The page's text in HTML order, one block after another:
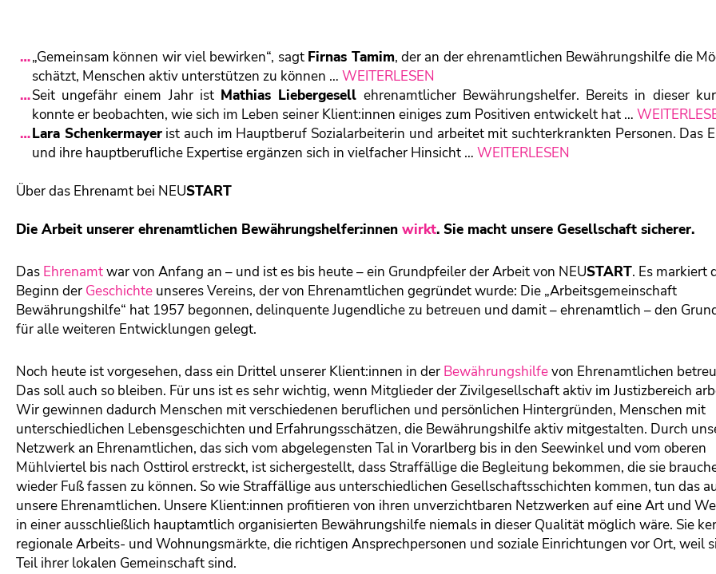
„Gemeinsam können wir viel bewirken“, sagt Firnas Tamim, der an der ehrenamtlichen Bewährungshilfe die
schätzt, Menschen aktiv unterstützen zu können … WEITERLESEN
Seit ungefähr einem Jahr ist Mathias Liebergesell ehrenamtlicher Bewährungshelfer. Bereits in dieser
konnte er beobachten, wie sich im Leben seiner Klient:innen einiges zum Positiven entwickelt hat …
Lara Schenkermayerist auch im Hauptberuf Sozialarbeiterin und arbeitet mit suchterkrankten Personen. Das
und ihre hauptberufliche Expertise ergänzen sich in vielfacher Hinsicht … WEITERLESEN
Über das Ehrenamt bei NEUSTART
Die Arbeit unserer ehrenamtlichen Bewährungshelfer:innen wirkt. Sie macht unsere Gesellschaft sicherer.
Das Ehrenamtwar von Anfang an – und ist es bis heute – ein Grundpfeiler der Arbeit von NEUSTART. Es markiert
Beginn der Geschichte unseres Vereins, der von Ehrenamtlichen gegründet wurde: Die „Arbeitsgemeinschaft
Bewährungshilfe“ hat 1957 begonnen, delinquente Jugendliche zu betreuen und damit – ehrenamtlich – den
für alle weiteren Entwicklungen gelegt.
Noch heute ist vorgesehen, dass ein Drittel unserer Klient:innen in der Bewährungshilfevon Ehrenamtlichen
Das soll auch so bleiben. Für uns ist es sehr wichtig, wenn Mitglieder der Zivilgesellschaft aktiv im Justizbereich
Wir gewinnen dadurch Menschen mit verschiedenen beruflichen und persönlichen Hintergründen, Menschen mit
unterschiedlichen Lebensgeschichten und Erfahrungsschätzen, die Bewährungshilfe aktiv mitgestalten. Durch
Netzwerk an Ehrenamtlichen, das sich vom abgelegensten Tal in Vorarlberg bis in den Seewinkel und vom oberen
Mühlviertel bis nach Osttirol erstreckt, ist sichergestellt, dass Straffällige die Begleitung bekommen, die sie
wieder Fuß fassen zu können. So wie Straffällige aus unterschiedlichen Gesellschaftsschichten kommen, tun das
unsere Ehrenamtlichen. Unsere Klient:innen profitieren von ihren unverzichtbaren Netzwerken auf eine Art und
in einer ausschließlich hauptamtlich organisierten Bewährungshilfe niemals in dieser Qualität möglich wäre. Sie
regionale Arbeits- und Wohnungsmärkte, die richtigen Ansprechpersonen und soziale Einrichtungen vor Ort, weil
Teil ihrer lokalen Gemeinschaft sind.